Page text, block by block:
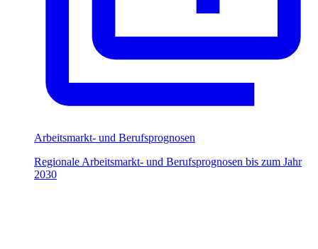
Arbeitsmarkt- und Berufsprognosen
Regionale Arbeitsmarkt- und Berufsprognosen bis zum Jahr
2030